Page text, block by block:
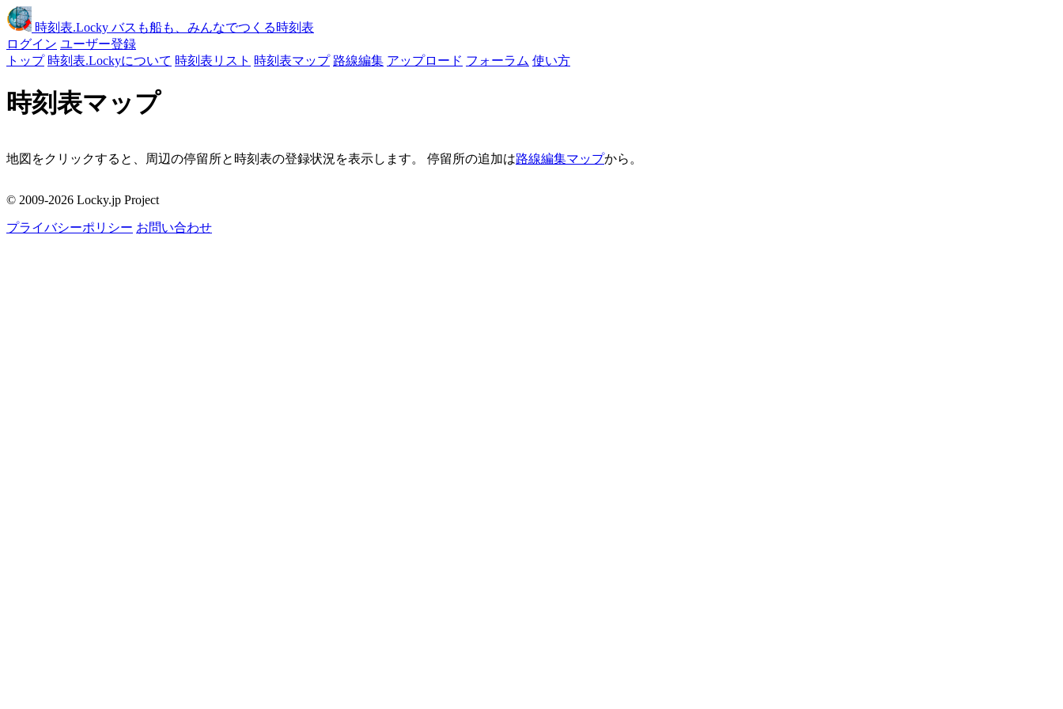
時刻表.Locky バスも船も、みんなでつくる時刻表
ログイン ユーザー登録
トップ 時刻表.Lockyについて 時刻表リスト 時刻表マップ 路線編集 アップロード フォーラム 使い方
時刻表マップ
地図をクリックすると、周辺の停留所と時刻表の登録状況を表示します。 停留所の追加は路線編集マップから。
周辺の停留所
© 2009-2026 Locky.jp Project
プライバシーポリシー お問い合わせ